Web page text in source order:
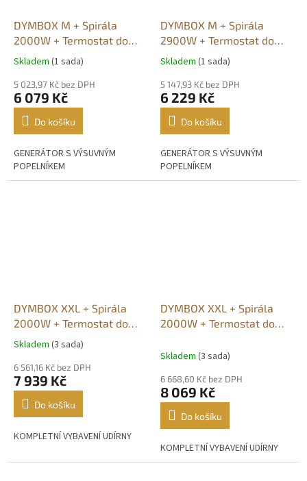
DYMBOX M + Spirála
2000W + Termostat do
4500W
Průměrné
produktu
je
5,0
hvězdiček.
Skladem (1 sada)
5 023,97 Kč bez DPH
6 079 Kč
Do košíku
GENERÁTOR S VÝSUVNÝM
POPELNÍKEM
DYMBOX M + Spirála
2900W + Termostat do
4500W
Průměrné
produktu
je
4,9
hvězdiček.
Skladem (1 sada)
5 147,93 Kč bez DPH
6 229 Kč
Do košíku
GENERÁTOR S VÝSUVNÝM
POPELNÍKEM
DYMBOX XXL + Spirála
2000W + Termostat do
2200W
Průměrné
produktu
je
5,0
hvězdiček.
Skladem (3 sada)
6 561,16 Kč bez DPH
7 939 Kč
Do košíku
KOMPLETNÍ VYBAVENÍ UDÍRNY
DYMBOX XXL + Spirála
2000W + Termostat do
Skladem (3 sada)
6 668,60 Kč bez DPH
8 069 Kč
Do košíku
KOMPLETNÍ VYBAVENÍ UDÍRNY